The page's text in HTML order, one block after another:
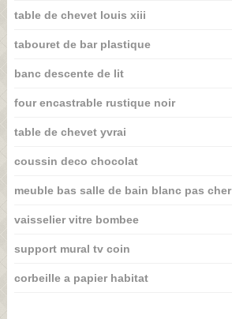
table de chevet louis xiii
tabouret de bar plastique
banc descente de lit
four encastrable rustique noir
table de chevet yvrai
coussin deco chocolat
meuble bas salle de bain blanc pas cher
vaisselier vitre bombee
support mural tv coin
corbeille a papier habitat